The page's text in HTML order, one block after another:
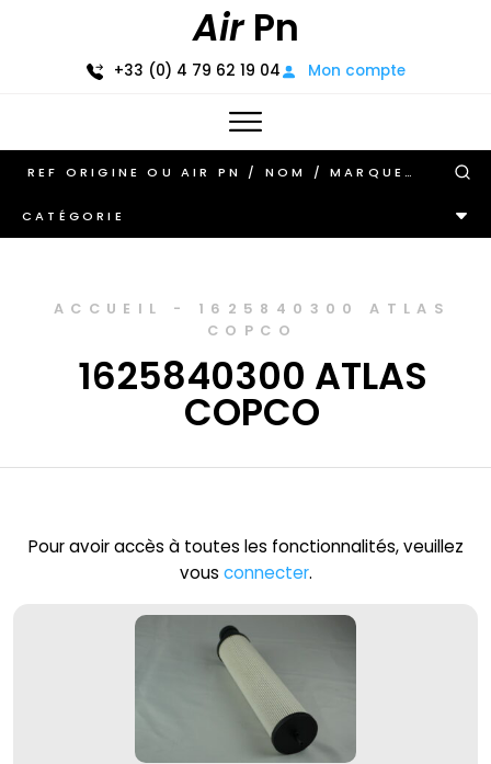
AirPn
+33 (0) 4 79 62 19 04 Mon compte
CATÉGORIE
ACCUEIL - 1625840300 ATLAS
COPCO
1625840300 ATLAS
COPCO
Pour avoir accès à toutes les fonctionnalités, veuillez
vous connecter.